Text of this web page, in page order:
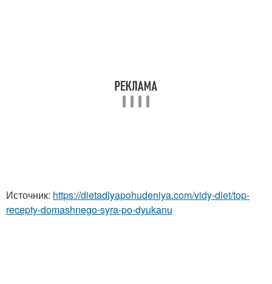
Источник: https://dietadlyapohudeniya.com/vidy-diet/top-
recepty-domashnego-syra-po-dyukanu